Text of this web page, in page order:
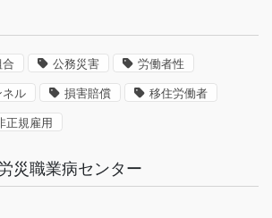
合 公務災害 労働者性
ネル 損害賠償 移住労働者
正規雇用
災職業病センター